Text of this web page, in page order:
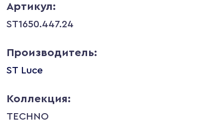
Артикул:
ST1650.447.24
Производитель:
ST Luce
Коллекция:
TECHNO